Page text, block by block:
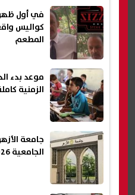
في أول
كواليس
المطعم
الزمنية
جامعة
الجامعية 2026.. الموعد ورابط التسجيل